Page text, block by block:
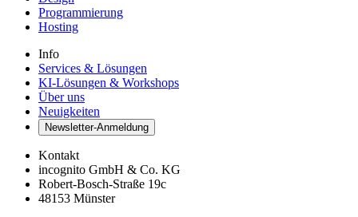
Programmierung
Hosting
Info
Services & Lösungen
KI-Lösungen & Workshops
Über uns
Neuigkeiten
Newsletter-Anmeldung
Kontakt
incognito GmbH & Co. KG
Robert-Bosch-Straße 19c
48153 Münster